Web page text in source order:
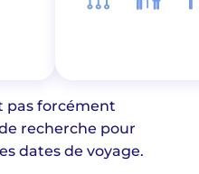
pas forcément
recherche pour
dates de voyage.